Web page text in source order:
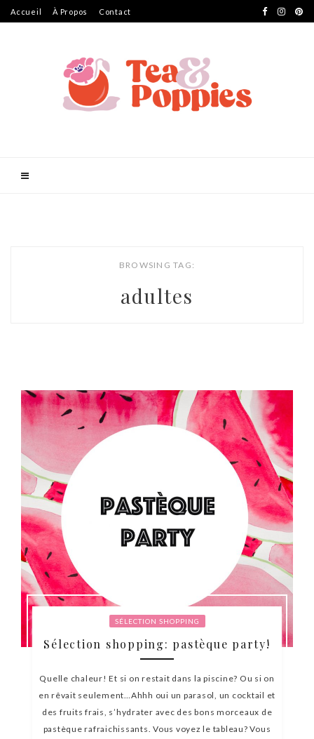
Accueil À Propos Contact
BROWSING TAG:
adultes
SÉLECTION SHOPPING
Sélection shopping: pastèque party!
Quelle chaleur! Et si on restait dans la piscine? Ou si on
en rêvait seulement…Ahhh oui un parasol, un cocktail et
des fruits frais, s’hydrater avec des bons morceaux de
pastèque rafraichissants. Vous voyez le tableau? Vous